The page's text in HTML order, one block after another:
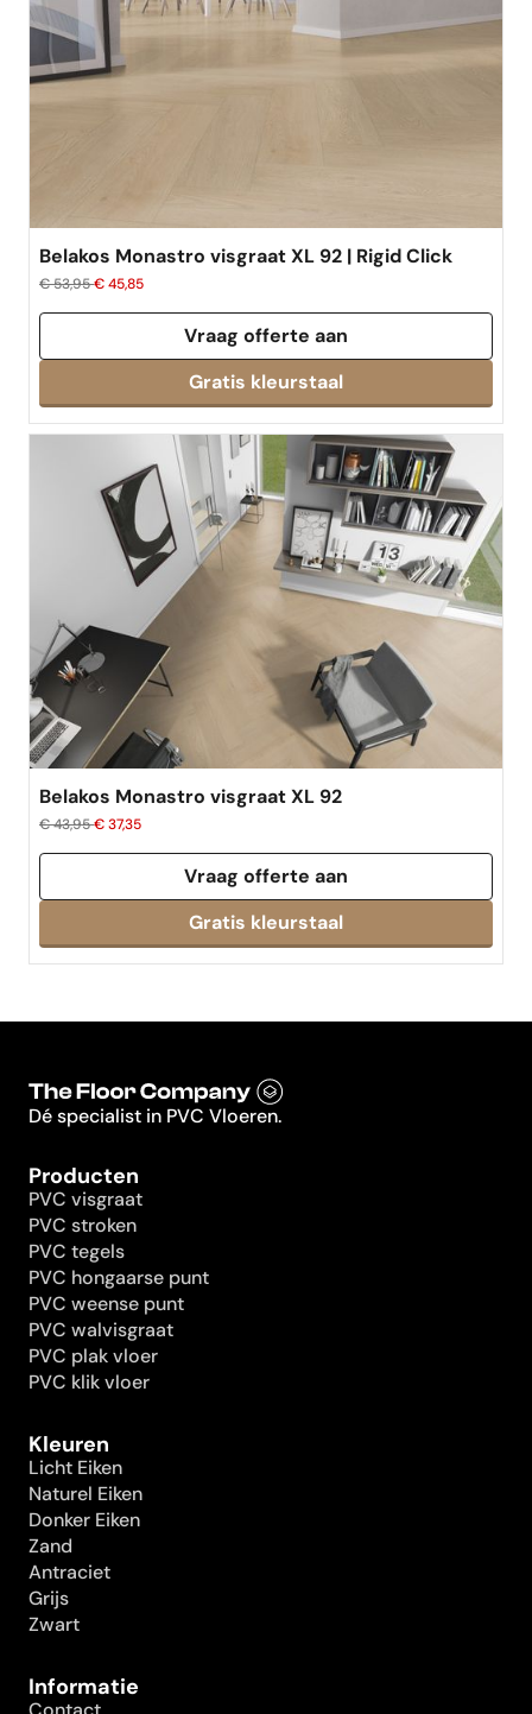
Belakos Monastro visgraat XL 92 | Rigid Click
€ 53,95€ 45,85
Vraag offerte aan
Belakos Monastro visgraat XL 92
€ 43,95€ 37,35
Vraag offerte aan
Dé specialist in PVC Vloeren.
Producten
PVC visgraat
PVC stroken
PVC tegels
PVC hongaarse punt
PVC weense punt
PVC walvisgraat
PVC plak vloer
PVC klik vloer
Kleuren
Licht Eiken
Naturel Eiken
Donker Eiken
Zand
Antraciet
Grijs
Zwart
Informatie